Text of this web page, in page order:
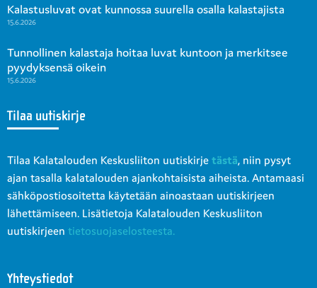
Kalastusluvat ovat kunnossa suurella osalla kalastajista
15.6.2026
Tunnollinen kalastaja hoitaa luvat kuntoon ja merkitsee
pyydyksensä oikein
15.6.2026
Tilaa uutiskirje
Tilaa Kalatalouden Keskusliiton uutiskirje tästä, niin pysyt
ajan tasalla kalatalouden ajankohtaisista aiheista. Antamaasi
sähköpostiosoitetta käytetään ainoastaan uutiskirjeen
lähettämiseen. Lisätietoja Kalatalouden Keskusliiton
uutiskirjeen tietosuojaselosteesta.
Yhteystiedot